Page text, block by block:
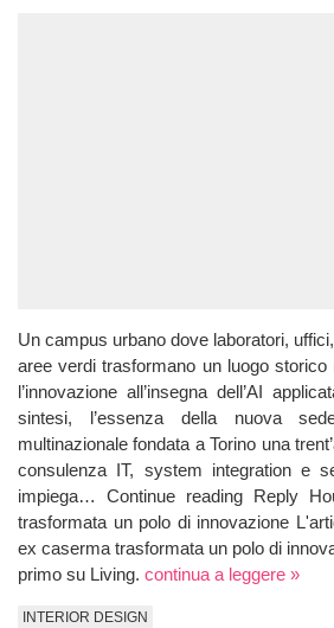
Un campus urbano dove laboratori,
aree verdi trasformano un luogo
l’innovazione all’insegna dell’AI
sintesi, l’essenza della nuova
multinazionale fondata a Torino una
consulenza IT, system integration e
impiega… Continue reading Reply
trasformata un polo di innovazione
ex caserma trasformata un polo di
primo su Living. continua a leggere »
INTERIOR DESIGN